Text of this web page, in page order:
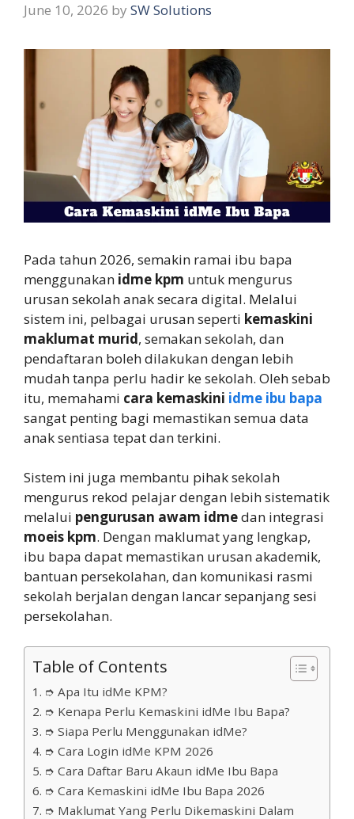
June 10, 2026 by SW Solutions
Pada tahun 2026, semakin ramai ibu bapa
menggunakan idme kpm untuk mengurus
urusan sekolah anak secara digital. Melalui
sistem ini, pelbagai urusan seperti kemaskini
maklumat murid, semakan sekolah, dan
pendaftaran boleh dilakukan dengan lebih
mudah tanpa perlu hadir ke sekolah. Oleh sebab
itu, memahami cara kemaskini idme ibu bapa
sangat penting bagi memastikan semua data
anak sentiasa tepat dan terkini.
Sistem ini juga membantu pihak sekolah
mengurus rekod pelajar dengan lebih sistematik
melalui pengurusan awam idmedan integrasi
moeis kpm. Dengan maklumat yang lengkap,
ibu bapa dapat memastikan urusan akademik,
bantuan persekolahan, dan komunikasi rasmi
sekolah berjalan dengan lancar sepanjang sesi
persekolahan.
Table of Contents
➮ Apa Itu idMe KPM?
➮ Kenapa Perlu Kemaskini idMe Ibu Bapa?
➮ Siapa Perlu Menggunakan idMe?
➮ Cara Login idMe KPM 2026
➮ Cara Daftar Baru Akaun idMe Ibu Bapa
➮ Cara Kemaskini idMe Ibu Bapa 2026
➮ Maklumat Yang Perlu Dikemaskini Dalam